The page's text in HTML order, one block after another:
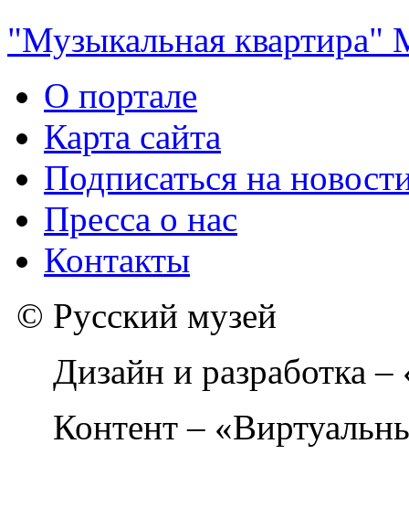
"Музыкальная квартира"
О портале
Карта сайта
Подписаться на
Пресса о нас
Контакты
© Русский музей
Дизайн и разработка
Контент –